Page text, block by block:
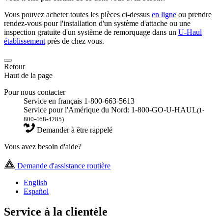
Vous pouvez acheter toutes les pièces ci-dessus en ligne ou prendre
rendez-vous pour l'installation d'un système d'attache ou une
inspection gratuite d'un système de remorquage dans un U-Haul
établissement près de chez vous.
Retour
Haut de la page
Pour nous contacter
Service en français 1-800-663-5613
Service pour l'Amérique du Nord: 1-800-GO-U-HAUL(1-
800-468-4285)
Demander à être rappelé
Vous avez besoin d'aide?
Demande d'assistance routière
English
Español
Service à la clientèle